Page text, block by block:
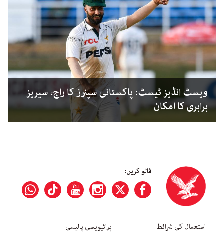
ویسٹ انڈیز ٹیسٹ: پاکستانی سپنرز کا راج، سیریز
برابری کا امکان
فالو کریں:
استعمال کی شرائط پرائیویسی پالیسی